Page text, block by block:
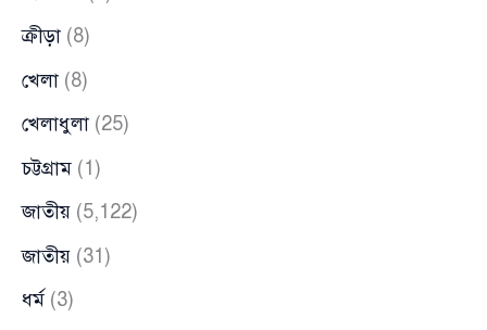
ক্রীড়া (8)
খেলা (8)
খেলাধুলা (25)
চট্টগ্রাম (1)
জাতীয় (5,122)
জাতীয় (31)
ধর্ম (3)